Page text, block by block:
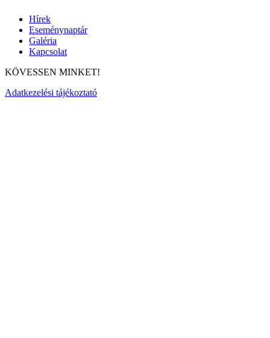
Hírek
Eseménynaptár
Galéria
Kapcsolat
KÖVESSEN MINKET!
Adatkezelési tájékoztató